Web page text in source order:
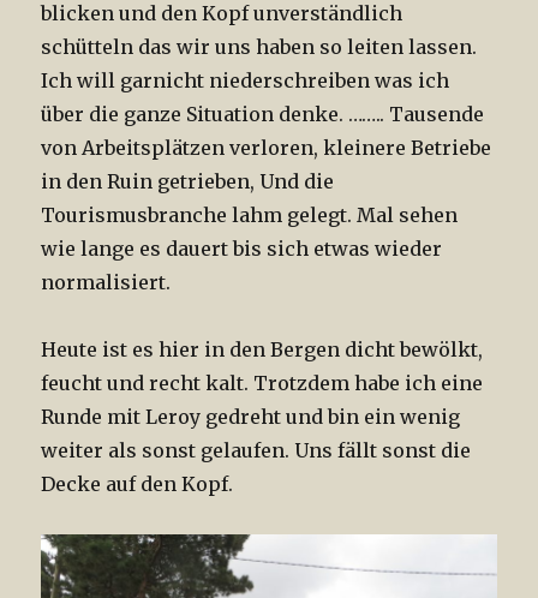
blicken und den Kopf unverständlich
schütteln das wir uns haben so leiten lassen.
Ich will garnicht niederschreiben was ich
über die ganze Situation denke. …….. Tausende
von Arbeitsplätzen verloren, kleinere Betriebe
in den Ruin getrieben, Und die
Tourismusbranche lahm gelegt. Mal sehen
wie lange es dauert bis sich etwas wieder
normalisiert.
Heute ist es hier in den Bergen dicht bewölkt,
feucht und recht kalt. Trotzdem habe ich eine
Runde mit Leroy gedreht und bin ein wenig
weiter als sonst gelaufen. Uns fällt sonst die
Decke auf den Kopf.